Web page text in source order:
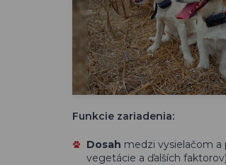
Funkcie zariadenia:
Dosah medzi vysielačom a
vegetácie a ďalších faktorov)